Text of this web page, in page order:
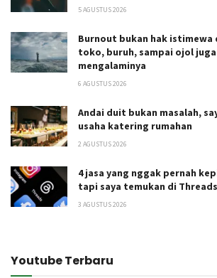
5 AGUSTUS 2026
Burnout bukan hak istimewa
toko, buruh, sampai ojol
mengalaminya
6 AGUSTUS 2026
Andai duit bukan masalah,
usaha katering rumahan
2 AGUSTUS 2026
4 jasa yang nggak pernah
tapi saya temukan di Threads
3 AGUSTUS 2026
Youtube Terbaru